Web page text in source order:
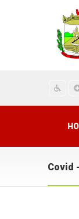
Covid